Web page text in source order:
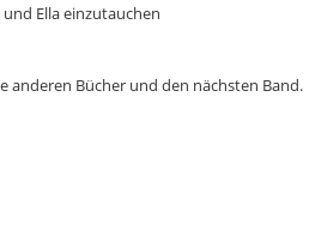
Ella einzutauchen
anderen Bücher und den nächsten Band.